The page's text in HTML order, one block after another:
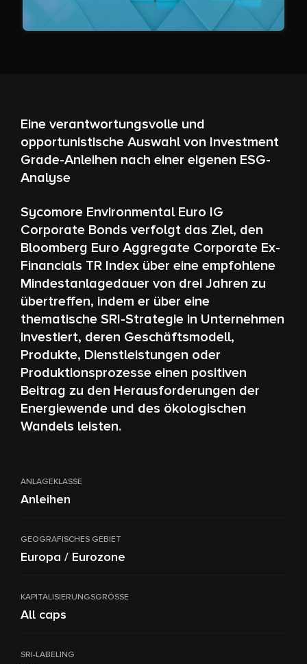
Eine verantwortungsvolle und
opportunistische Auswahl von Investment
Grade-Anleihen nach einer eigenen ESG-
Analyse
Sycomore Environmental Euro IG
Corporate Bonds verfolgt das Ziel, den
Bloomberg Euro Aggregate Corporate Ex-
Financials TR Index über eine empfohlene
Mindestanlagedauer von drei Jahren zu
übertreffen, indem er über eine
thematische SRI-Strategie in Unternehmen
investiert, deren Geschäftsmodell,
Produkte, Dienstleistungen oder
Produktionsprozesse einen positiven
Beitrag zu den Herausforderungen der
Energiewende und des ökologischen
Wandels leisten.
ANLAGEKLASSE
Anleihen
GEOGRAFISCHES GEBIET
Europa / Eurozone
KAPITALISIERUNGSGRÖSSE
All caps
SRI-LABELING